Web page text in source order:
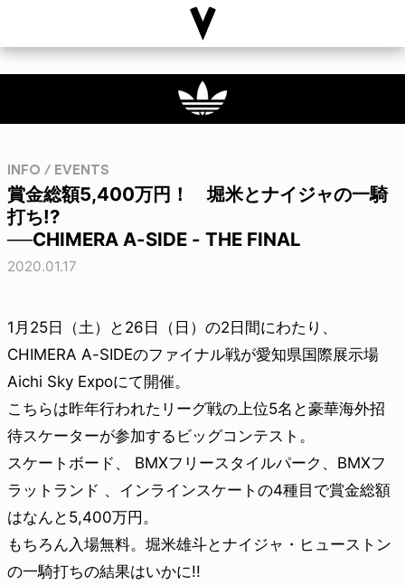
INFO / EVENTS
賞金総額5,400万円！ 堀米とナイジャの一騎
打ち!?
──CHIMERA A-SIDE - THE FINAL
2020.01.17
1月25日（土）と26日（日）の2日間にわたり、
CHIMERA A-SIDEのファイナル戦が愛知県国際展示場
Aichi Sky Expoにて開催。
こちらは昨年行われたリーグ戦の上位5名と豪華海外招
待スケーターが参加するビッグコンテスト。
スケートボード、 BMXフリースタイルパーク、BMXフ
ラットランド 、インラインスケートの4種目で賞金総額
はなんと5,400万円。
もちろん入場無料。堀米雄斗とナイジャ・ヒューストン
の一騎打ちの結果はいかに!!